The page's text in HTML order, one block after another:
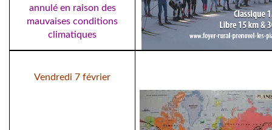
annulé en raison des
mauvaises conditions
climatiques
Vendredi 7 février